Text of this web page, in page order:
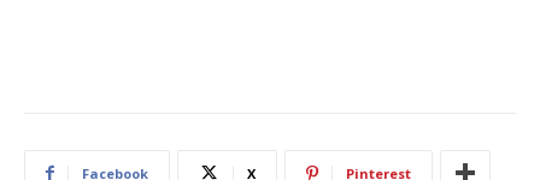
Facebook X Pinterest